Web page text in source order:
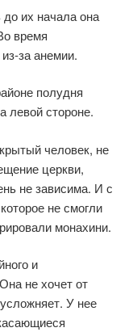
их начала она
время
за анемии.
полудня
левой стороне.
человек, не
церкви,
не зависима. И с
не смогли
монахини.
и
не хочет от
У нее